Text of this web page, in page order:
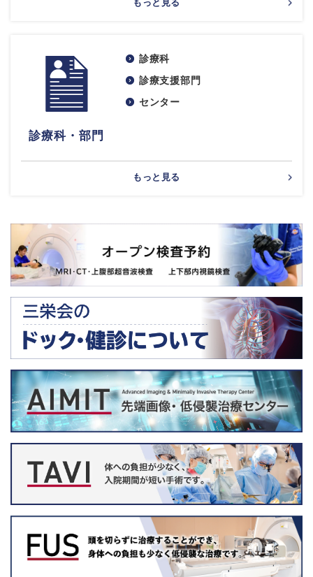
もっと見る
診療科・部門
診療科
診療支援部門
センター
もっと見る